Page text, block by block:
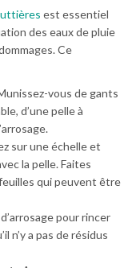
est essentiel
des eaux de pluie
Ce
vous de gants
d’une pelle à
sur une échelle et
la pelle. Faites
qui peuvent être
pour rincer
n’y a pas de résidus